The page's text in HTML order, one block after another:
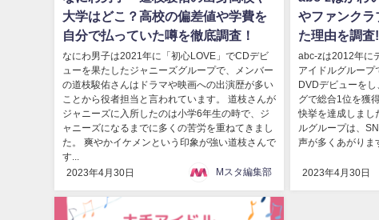
大学はどこ？高校の偏差値や学費を
自分で払っていた噂を徹底調査！
なにわ男子は2021年に「初心LOVE」でCDデビ
ューを果たしたジャニーズグループで、メンバー
の道枝駿佑さんはドラマや映画への出演歴が多い
ことから役者担当と言われています。 道枝さんが
ジャニーズに入所したのは小学6年生の時で、ジ
ャニーズになるまでに多くの苦労を重ねてきまし
た。 爽やかイケメンという印象が強い道枝さんで
す...
2023年4月30日
Mスタ編集部
やファンクラ
た理由を調査!
abc-zは2012年に
アイドルグループ
DVDデビューを
グで総合1位を獲
快挙を達成しまし
ルグループは、
声が多くあがりま
2023年4月30日